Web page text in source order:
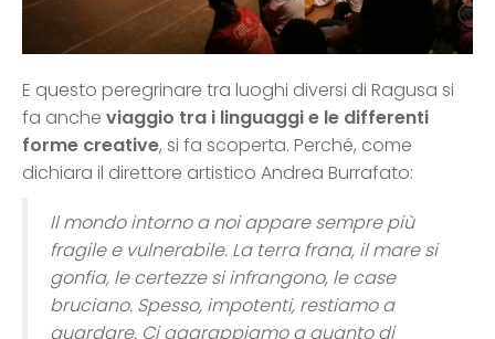
E questo peregrinare tra luoghi diversi di Ragusa si
fa anche viaggio tra i linguaggi e le differenti
forme creative, si fa scoperta. Perché, come
dichiara il direttore artistico Andrea Burrafato:
Il mondo intorno a noi appare sempre più
fragile e vulnerabile. La terra frana, il mare si
gonfia, le certezze si infrangono, le case
bruciano. Spesso, impotenti, restiamo a
guardare. Ci aggrappiamo a quanto di